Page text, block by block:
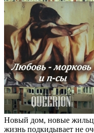
Новый дом, новые
жизнь подкидывает не